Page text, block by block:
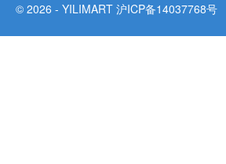
© 2026 - YILIMART 沪ICP备14037768号